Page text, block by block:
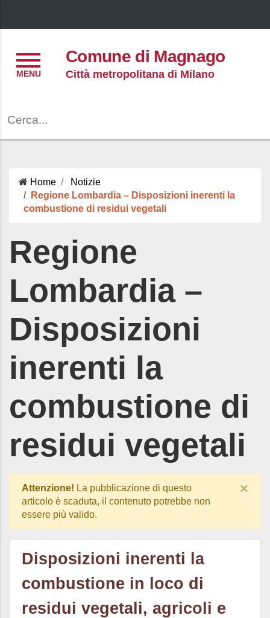
Comune di Magnago
Città metropolitana di Milano
Home
Notizie
Regione Lombardia – Disposizioni inerenti la
combustione di residui vegetali
Regione
Lombardia –
Disposizioni
inerenti la
combustione di
residui vegetali
Attenzione! La pubblicazione di questo
articolo è scaduta, il contenuto potrebbe non
essere più valido.
×
Disposizioni inerenti la
combustione in loco di
residui vegetali, agricoli e